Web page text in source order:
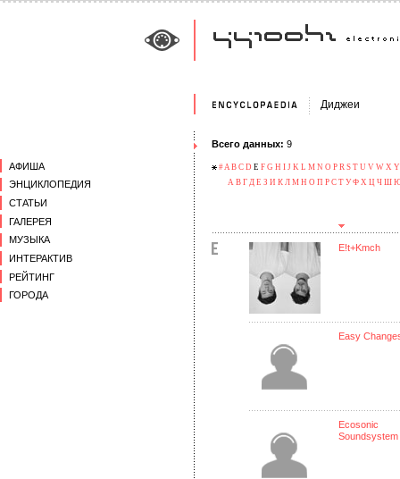
АФИША
ЭНЦИКЛОПЕДИЯ
СТАТЬИ
ГАЛЕРЕЯ
МУЗЫКА
ИНТЕРАКТИВ
РЕЙТИНГ
ГОРОДА
Диджеи
Всего данных: 9
#A B C D E F G H I J K L M N O P R S T U V W X Y
А В Г Д Е З И К Л М Н О П Р С Т У Ф Х Ц Ч Ш
E!t+Kmch
Easy
Ecosonic
Soundsystem